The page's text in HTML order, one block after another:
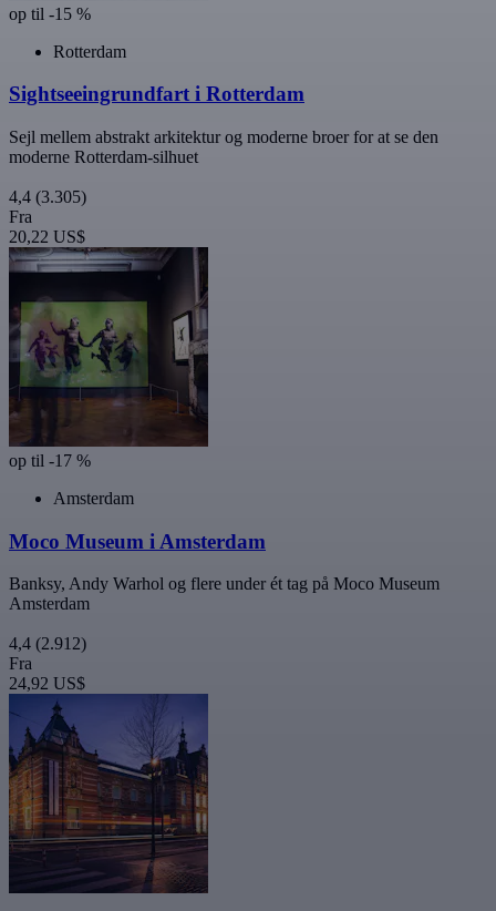
op til -15 %
Rotterdam
Sightseeingrundfart i Rotterdam
Sejl mellem abstrakt arkitektur og moderne broer for at se den
moderne Rotterdam-silhuet
4,4 (3.305)
Fra
20,22 US$
op til -17 %
Amsterdam
Moco Museum i Amsterdam
Banksy, Andy Warhol og flere under ét tag på Moco Museum
Amsterdam
4,4 (2.912)
Fra
24,92 US$